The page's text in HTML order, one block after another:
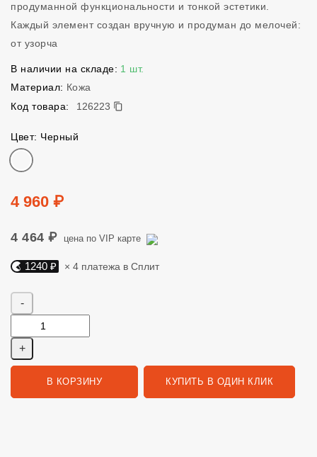
продуманной функциональности и тонкой эстетики.
Каждый элемент создан вручную и продуман до мелочей:
от узорча
В наличии на складе: 1 шт.
Материал: Кожа
Код товара:
126223
126223
Цвет: Черный
Цвет
Цена
4 960 ₽
4 464 ₽ цена по VIP карте
Яндекс Сплит. 1240 руб, 4 платежа в Сплит
1240 ₽ × 4 платежа в Сплит
В КОРЗИНУ КУПИТЬ В ОДИН КЛИК